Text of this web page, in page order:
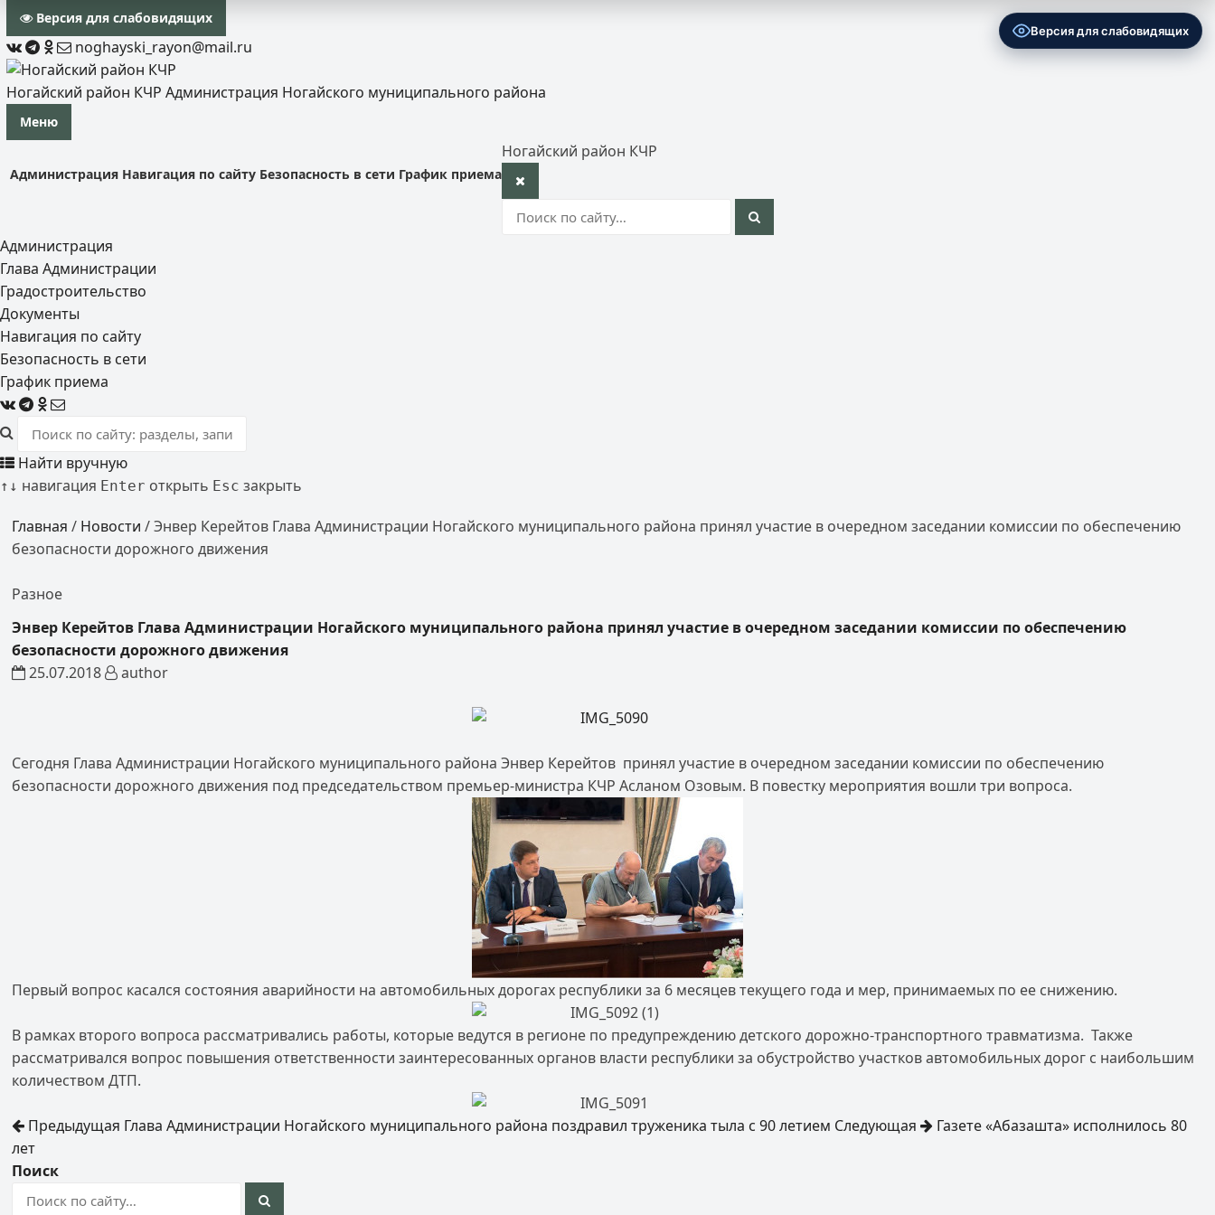
Версия для слабовидящих
noghayski_rayon@mail.ru
Ногайский район КЧР Администрация Ногайского муниципального района
Меню
Администрация Навигация по сайту Безопасность в сети График приема
Ногайский район КЧР
Администрация
Глава Администрации
Градостроительство
Документы
Навигация по сайту
Безопасность в сети
График приема
Найти вручную
↑ ↓ навигация Enter открыть Esc закрыть
Главная / Новости /Энвер Керейтов Глава Администрации Ногайского муниципального района принял участие в очередном заседании комиссии по обеспечению
безопасности дорожного движения
Разное
Энвер Керейтов Глава Администрации Ногайского муниципального района принял участие в очередном заседании комиссии по обеспечению
безопасности дорожного движения
25.07.2018
author
Сегодня Глава Администрации Ногайского муниципального района Энвер Керейтов принял участие в очередном заседании комиссии по обеспечению
безопасности дорожного движения под председательством премьер-министра КЧР Асланом Озовым. В повестку мероприятия вошли три вопроса.
Первый вопрос касался состояния аварийности на автомобильных дорогах республики за 6 месяцев текущего года и мер, принимаемых по ее снижению.
В рамках второго вопроса рассматривались работы, которые ведутся в регионе по предупреждению детского дорожно-транспортного травматизма. Также
рассматривался вопрос повышения ответственности заинтересованных органов власти республики за обустройство участков автомобильных дорог с наибольшим
количеством ДТП.
Предыдущая Глава Администрации Ногайского муниципального района поздравил труженика тыла с 90 летием Следующая
Газете «Абазашта» исполнилось 80
лет
Поиск
Версия для слабовидящих